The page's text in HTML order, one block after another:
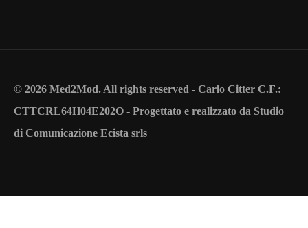
© 2026 Med2Mod. All rights reserved - Carlo Citter C.F.:
CTTCRL64H04E202O - Progettato e realizzato da Studio
di Comunicazione Ecista srls